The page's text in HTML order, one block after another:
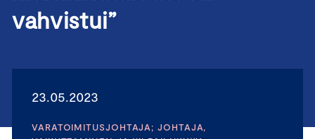
vahvistui”
23.05.2023
VARATOIMITUSJOHTAJA; JOHTAJA,